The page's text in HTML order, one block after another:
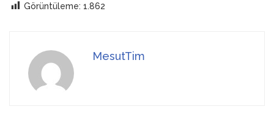
Görüntüleme: 1.862
MesutTim